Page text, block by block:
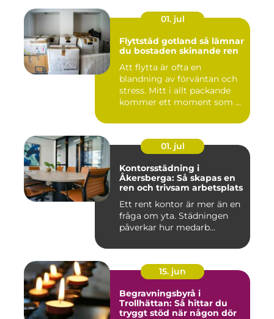
01. jul
Flyttstäd gotland så lämnar
du bostaden skinande ren
Att flytta är ofta en
blandning av förväntan och
stress. Mitt i allt packande
kommer ett moment som ...
01. jul
Kontorsstädning i
Åkersberga: Så skapas en
ren och trivsam arbetsplats
Ett rent kontor är mer än en
fråga om yta. Städningen
påverkar hur medarb...
15. jun
Begravningsbyrå i
Trollhättan: Så hittar du
tryggt stöd när någon dör